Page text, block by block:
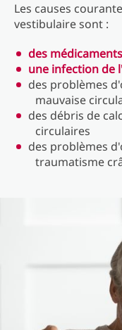
Les causes
vestibulaire sont :
des médicaments
une infection de
des problèmes
mauvaise
des débris de
circulaires
des problèmes
traumatisme